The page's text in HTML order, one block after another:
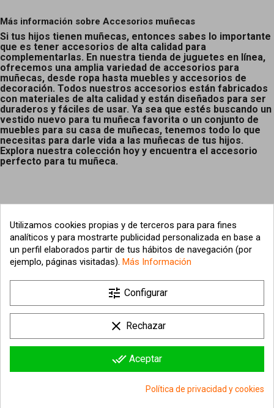
Más información sobre Accesorios muñecas
Si tus hijos tienen muñecas, entonces sabes lo importante
que es tener accesorios de alta calidad para
complementarlas. En nuestra tienda de juguetes en línea,
ofrecemos una amplia variedad de accesorios para
muñecas, desde ropa hasta muebles y accesorios de
decoración. Todos nuestros accesorios están fabricados
con materiales de alta calidad y están diseñados para ser
duraderos y fáciles de usar. Ya sea que estés buscando un
vestido nuevo para tu muñeca favorita o un conjunto de
muebles para su casa de muñecas, tenemos todo lo que
necesitas para darle vida a las muñecas de tus hijos.
Explora nuestra colección hoy y encuentra el accesorio
perfecto para tu muñeca.
Información sobre la tienda 
Utilizamos cookies propias y de terceros para para fines
analíticos y para mostrarte publicidad personalizada en base a
un perfil elaborados partir de tus hábitos de navegación (por
ejemplo, páginas visitadas). Más Información
tune Configurar
clear Rechazar
done_all Aceptar
Política de privacidad y cookies